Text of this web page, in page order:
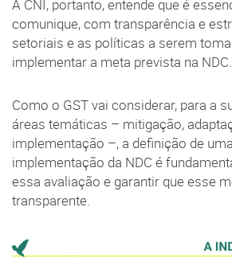
A CNI, portanto, entende que é
comunique, com transparência e
setoriais e as políticas a serem
implementar a meta prevista na NDC.
Como o GST vai considerar, para a
áreas temáticas – mitigação,
implementação –, a definição de
implementação da NDC é
essa avaliação e garantir que esse
transparente.